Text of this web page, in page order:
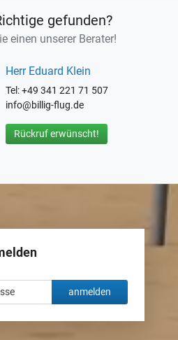
gefunden?
einen unserer Berater!
Herr Eduard Klein
Tel: +49 341 221 71 507
info@billig-flug.de
Rückruf erwünscht!
anmelden